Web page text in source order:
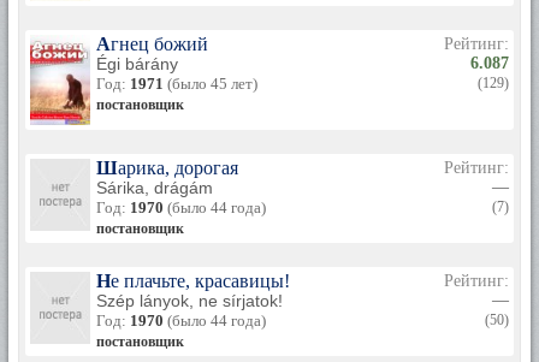
Агнец божий
Égi bárány
Год: 1971 (было 45 лет)
постановщик
Рейтинг:
6.087
(129)
Шарика, дорогая
Sárika, drágám
Год: 1970 (было 44 года)
постановщик
Рейтинг:
—
(7)
Не плачьте, красавицы!
Szép lányok, ne sírjatok!
Год: 1970 (было 44 года)
постановщик
Рейтинг:
—
(50)